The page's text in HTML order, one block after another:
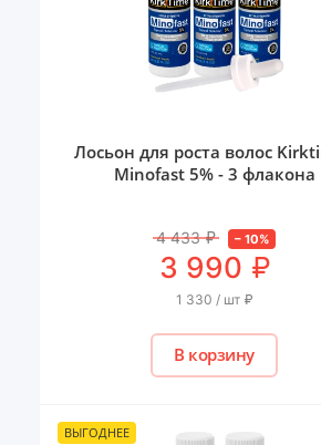
Лосьон для роста волос
Minofast 5% - 3 флакона
4 433 ₽ –10%
3 990 ₽
1 330 / шт ₽
В корзину
ВЫГОДНЕЕ